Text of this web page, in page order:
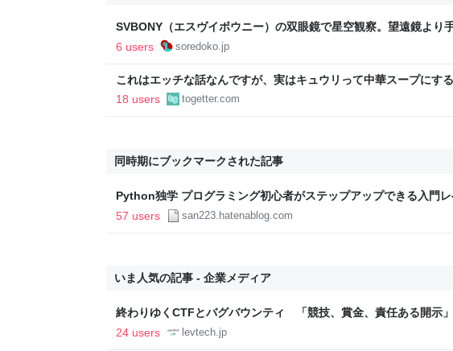
SVBONY（エスヴイボウニー）の双眼鏡で星空観察。望遠鏡より
プでも大活躍 - ソレドコ
6 users soredoko.jp
これはエッチな話なんですが、実はキュウリって中華スープにす
が出てめっちゃ美味いんですよ→味噌汁や炒め物など、キュウリの
18 users togetter.com
同時期にブックマークされた記事
Python独学 プログラミング初心者がステップアップできる入門
勉強法 - StayTune
57 users san223.hatenablog.com
いま人気の記事 - 企業メディア
終わりゆくCTFとバグバウンティ 「競技、賞金、責任ある開示
ること【フォーカス】 - レバテックLAB
24 users levtech.jp